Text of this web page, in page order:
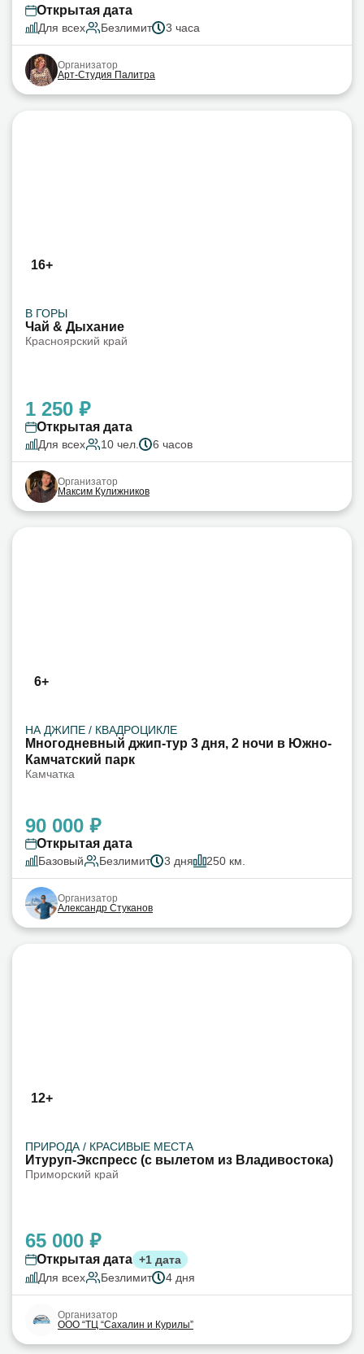
Открытая дата
Для всех Безлимит 3 часа
Организатор
Арт-Студия Палитра
16+
В ГОРЫ
Чай & Дыхание
Красноярский край
1 250 ₽
Открытая дата
Для всех 10 чел. 6 часов
Организатор
Максим Кулижников
6+
НА ДЖИПЕ / КВАДРОЦИКЛЕ
Многодневный джип-тур 3 дня, 2 ночи в Южно-
Камчатский парк
Камчатка
90 000 ₽
Открытая дата
Базовый Безлимит 3 дня 250 км.
Организатор
Александр Стуканов
12+
ПРИРОДА / КРАСИВЫЕ МЕСТА
Итуруп-Экспресс (с вылетом из Владивостока)
Приморский край
65 000 ₽
Открытая дата +1 дата
Для всех
Безлимит 4 дня
Организатор
ООО “ТЦ “Сахалин и Курилы”